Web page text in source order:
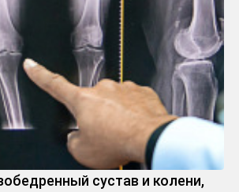
сустав и колени,